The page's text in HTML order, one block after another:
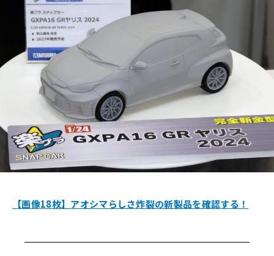
【画像18枚】アオシマらしさ炸裂の新製品を確認する！